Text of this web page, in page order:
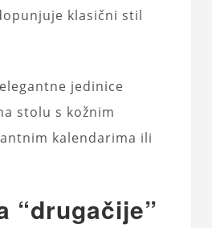
klasični stil
jedinice
stolu s kožnim
kalendarima ili
“drugačije”